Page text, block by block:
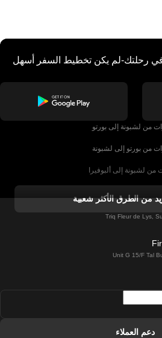
في رحلتك-لم يكن تخطيط السفر أسهل
من لشبونة إلى بورتو
من بورتو إلى لشبونة
من لشبونة إلى ألبوفيرا
من ألبوفيرا إلى لشبونة
من لشبونة إلى لاغوس
من لشبونة إلى مدريد
من الطرق الأكثر شعبية
Unit G 15/F Tal
دعم العملاء